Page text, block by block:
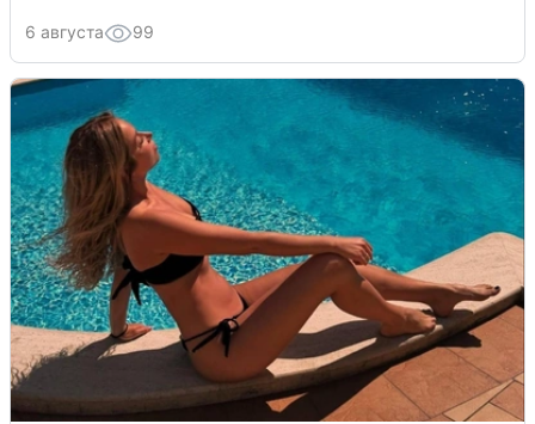
6 августа 99